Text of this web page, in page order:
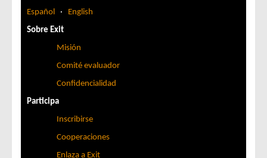
Español · English
Sobre Exit
Misión
Comité evaluador
Confidencialidad
Participa
Inscribirse
Cooperaciones
Enlaza a Exit